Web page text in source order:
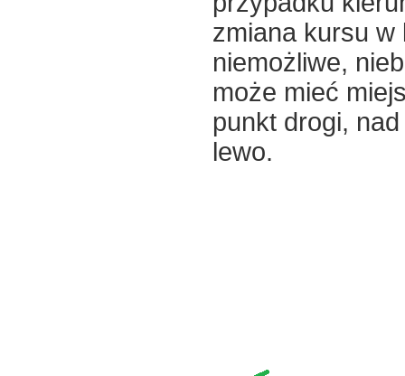
zmiana kursu w
niemożliwe,
może mieć
punkt drogi,
lewo.